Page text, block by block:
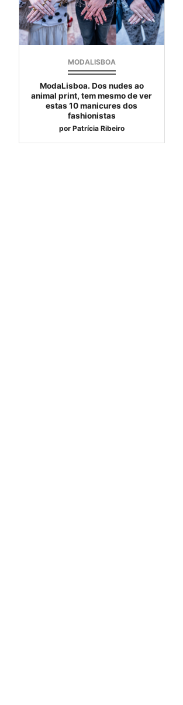
MODALISBOA
ModaLisboa. Dos nudes ao
animal print, tem mesmo de ver
estas 10 manicures dos
fashionistas
por Patrícia Ribeiro